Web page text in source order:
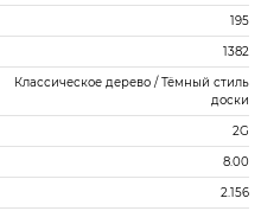
195
1382
Классическое дерево / Тёмный стиль
доски
2G
8.00
2.156